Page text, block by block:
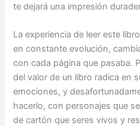
te dejará una impresión
La experiencia de leer este
en constante evolución,
con cada página que pasaba.
del valor de un libro radica en
emociones, y
hacerlo, con personajes que
de cartón que seres vivos y